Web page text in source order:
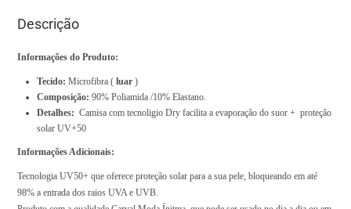
a
l
0
0
Descrição
Informações do Produto:
Tecido: Microfibra (luar)
Composição: 90% Poliamida /10% Elastano.
Detalhes: Camisa com tecnoligio Dry facilita a evaporação do suor + proteção
solar UV+50
Informações Adicionais:
Tecnologia UV50+ que oferece proteção solar para a sua pele, bloqueando em até
98% a entrada dos raios UVA e UVB.